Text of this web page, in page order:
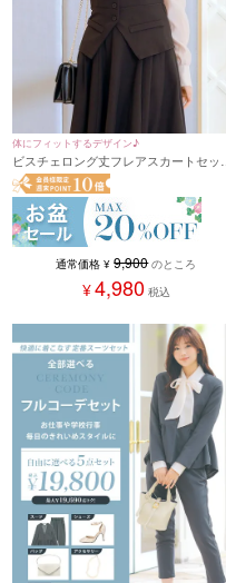
体にフィットするデザイン♪
ビスチェロング丈フレアスカートセット
アップドレス (Sサイズ～Lサイズ)
通常価格 ¥ 9,900 のところ
¥4,980 税込